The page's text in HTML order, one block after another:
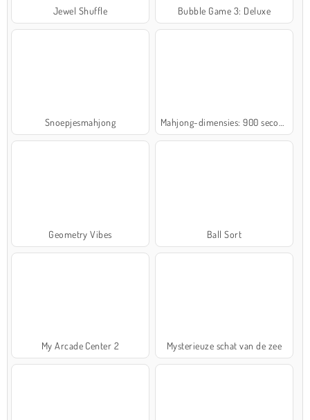
Jewel Shuffle Bubble Game 3: Deluxe
Snoepjesmahjong
Geometry Vibes Ball Sort
My Arcade Center 2 Mysterieuze schat van de zee